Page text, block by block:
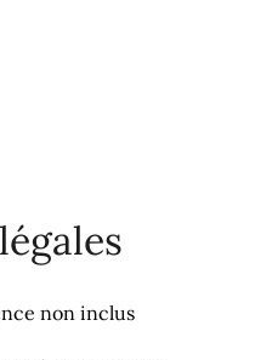
non inclus